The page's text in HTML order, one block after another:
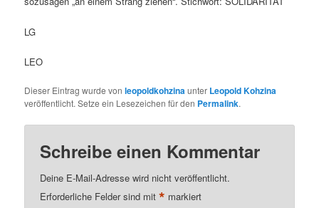
LG
LEO
Dieser Eintrag wurde vonleopoldkohzinaunter Leopold Kohzina
veröffentlicht. Setze ein Lesezeichen für den Permalink.
Schreibe einen Kommentar
Deine E-Mail-Adresse wird nicht veröffentlicht.
Erforderliche Felder sind mit* markiert